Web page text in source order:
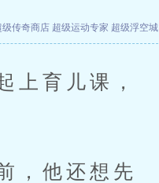
级传奇商店 超级运动专家 超级浮空城
育儿课，
，他还想先